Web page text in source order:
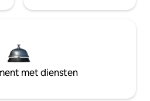
met diensten